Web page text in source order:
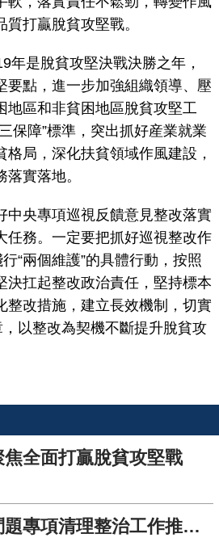
打贏脫貧攻堅戰。
是脫貧攻堅決戰決勝之年，
要點，進一步加強組織領導、壓
地區和非貧困地區脫貧攻堅工
保障”標準，突出抓好産業就業
局，深化扶貧領域作風建設，
實落地。
央專項巡視反饋意見整改落實
任務。一定要把抓好巡視整改作
“兩個維護”的具體行動，按照
決扛起整改政治責任，堅持標本
整改措施，建立長效機制，切實
，以整改為契機不斷提升脫貧攻
全面打贏脫貧攻堅戰
吉林省“大棚房”問題專項清理整治工作推進調度會召開